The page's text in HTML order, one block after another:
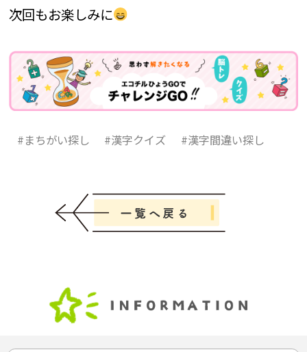
次回もお楽しみに
#まちがい探し #漢字クイズ #漢字間違い探し